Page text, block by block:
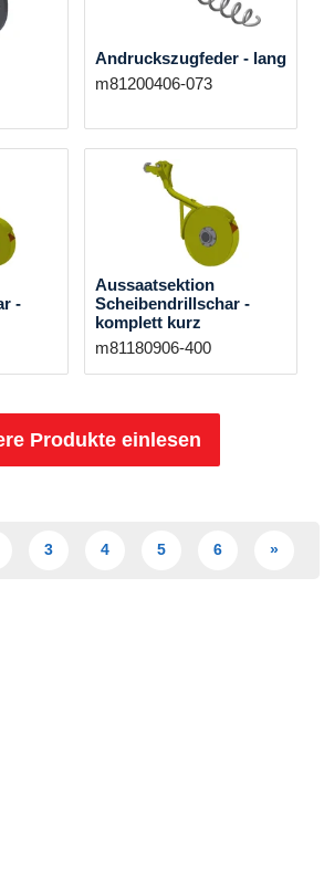
Andruckszugfeder - lang
m81200406-073
-
Aussaatsektion
Scheibendrillschar -
komplett kurz
m81180906-400
Produkte einlesen
3 4 5 6 »